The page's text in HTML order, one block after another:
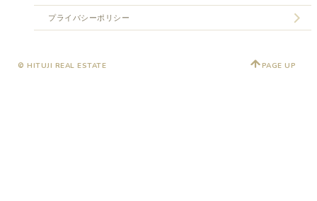
プライバシーポリシー
© HITUJI REAL ESTATE PAGE UP